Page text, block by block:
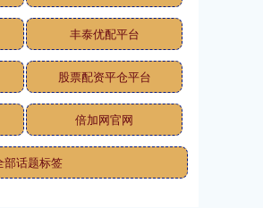
丰泰优配平台
股票配资平仓平台
倍加网官网
部话题标签